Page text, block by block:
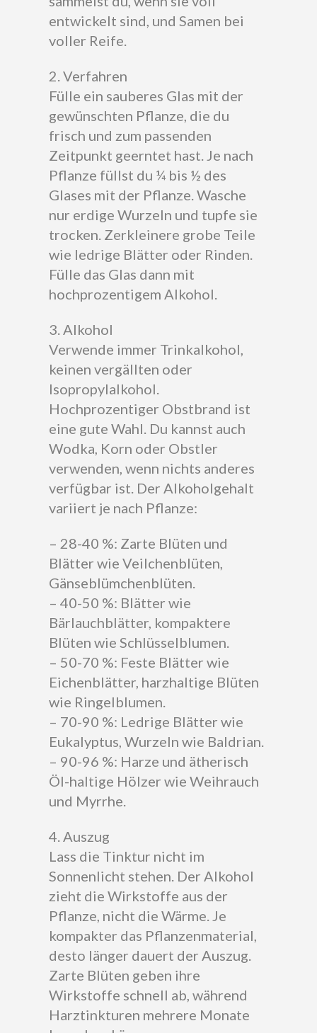
entwickelt sind, und Samen bei
voller Reife.
2. Verfahren
Fülle ein sauberes Glas mit der
gewünschten Pflanze, die du
frisch und zum passenden
Zeitpunkt geerntet hast. Je nach
Pflanze füllst du ¼ bis ½ des
Glases mit der Pflanze. Wasche
nur erdige Wurzeln und tupfe sie
trocken. Zerkleinere grobe Teile
wie ledrige Blätter oder Rinden.
Fülle das Glas dann mit
hochprozentigem Alkohol.
3. Alkohol
Verwende immer Trinkalkohol,
keinen vergällten oder
Isopropylalkohol.
Hochprozentiger Obstbrand ist
eine gute Wahl. Du kannst auch
Wodka, Korn oder Obstler
verwenden, wenn nichts anderes
verfügbar ist. Der Alkoholgehalt
variiert je nach Pflanze:
– 28-40 %: Zarte Blüten und
Blätter wie Veilchenblüten,
Gänseblümchenblüten.
– 40-50 %: Blätter wie
Bärlauchblätter, kompaktere
Blüten wie Schlüsselblumen.
– 50-70 %: Feste Blätter wie
Eichenblätter, harzhaltige Blüten
wie Ringelblumen.
– 70-90 %: Ledrige Blätter wie
Eukalyptus, Wurzeln wie Baldrian.
– 90-96 %: Harze und ätherisch
Öl-haltige Hölzer wie Weihrauch
und Myrrhe.
4. Auszug
Lass die Tinktur nicht im
Sonnenlicht stehen. Der Alkohol
zieht die Wirkstoffe aus der
Pflanze, nicht die Wärme. Je
kompakter das Pflanzenmaterial,
desto länger dauert der Auszug.
Zarte Blüten geben ihre
Wirkstoffe schnell ab, während
Harztinkturen mehrere Monate